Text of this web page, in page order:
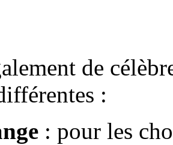
de
:
: pour les